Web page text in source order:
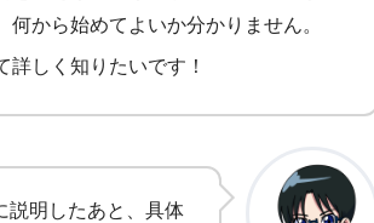
から始めてよいか分かりません。
詳しく知りたいです！
説明したあと、具体